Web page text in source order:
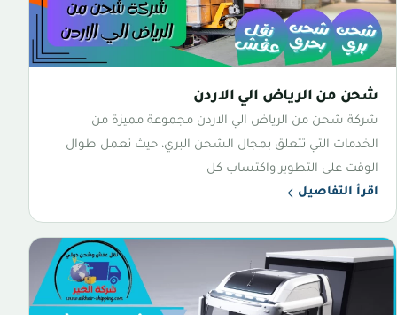
شحن من الرياض الي الاردن
شركة شحن من الرياض الي الاردن مجموعة مميزة من
الخدمات التي تتعلق بمجال الشحن البري، حيث تعمل طوال
الوقت على التطوير واكتساب كل
اقرأ التفاصيل